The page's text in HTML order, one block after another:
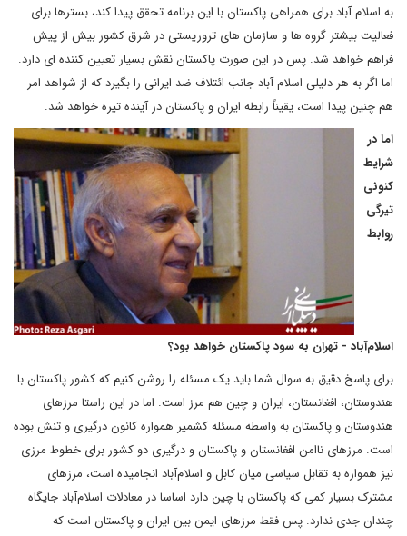
به اسلام آباد برای همراهی پاکستان با این برنامه تحقق پیدا کند، بسترها برای
فعالیت بیشتر گروه ها و سازمان های تروریستی در شرق کشور بیش از پیش
فراهم خواهد شد. پس در این صورت پاکستان نقش بسیار تعیین کننده ای دارد.
اما اگر به هر دلیلی اسلام آباد جانب ائتلاف ضد ایرانی را بگیرد که از شواهد امر
هم چنین پیدا است، یقیناً رابطه ایران و پاکستان در آینده تیره خواهد شد.
اما در
شرایط
کنونی
تیرگی
روابط
اسلام‌آباد - تهران به سود پاکستان خواهد بود؟
برای پاسخ دقیق به سوال شما باید یک مسئله را روشن کنیم که کشور پاکستان با
هندوستان، افغانستان، ایران و چین هم مرز است. اما در این راستا مرزهای
هندوستان و پاکستان به واسطه مسئله کشمیر همواره کانون درگیری و تنش بوده
است. مرزهای ناامن افغانستان و پاکستان و درگیری دو کشور برای خطوط مرزی
نیز همواره به تقابل سیاسی میان کابل و اسلام‌آباد انجامیده است، مرزهای
مشترک بسیار کمی که پاکستان با چین دارد اساسا در معادلات اسلام‌آباد جایگاه
چندان جدی ندارد. پس فقط مرزهای ایمن بین ایران و پاکستان است که